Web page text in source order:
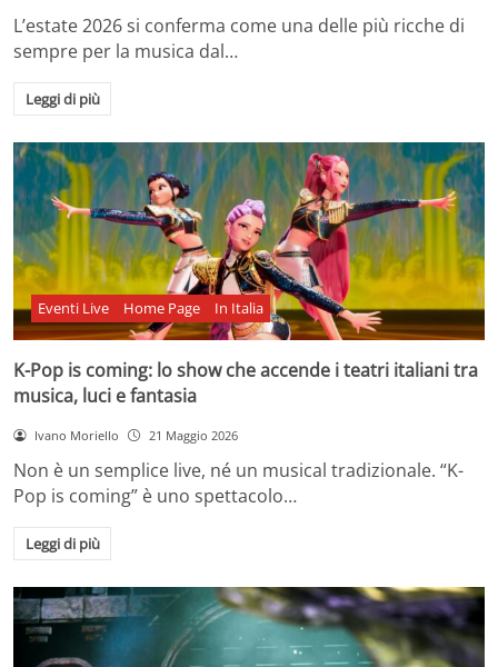
L’estate 2026 si conferma come una delle più ricche di
sempre per la musica dal…
Leggi di più
Eventi Live Home Page In Italia
K-Pop is coming: lo show che accende i teatri italiani tra
musica, luci e fantasia
Ivano Moriello 21 Maggio 2026
Non è un semplice live, né un musical tradizionale. “K-
Pop is coming” è uno spettacolo…
Leggi di più